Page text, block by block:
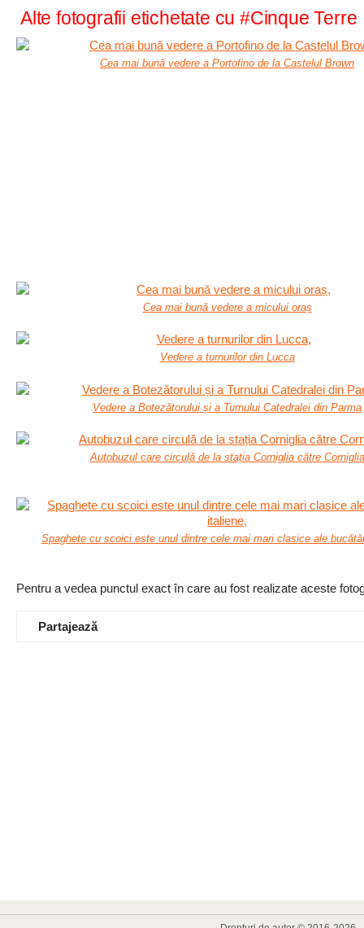
Alte fotografii etichetate cu #Cinque Terre
Cea mai bună vedere a Portofino de la Castelul Brown
Cea mai bună vedere a micului oraș
Vedere a turnurilor din Lucca
Vedere a Botezătorului și a Turnului Catedralei din Parma
Autobuzul care circulă de la stația Corniglia către Corniglia
Spaghete cu scoici este unul dintre cele mai mari clasice ale
Pentru a vedea punctul exact în care au fost realizate aceste
Partajează